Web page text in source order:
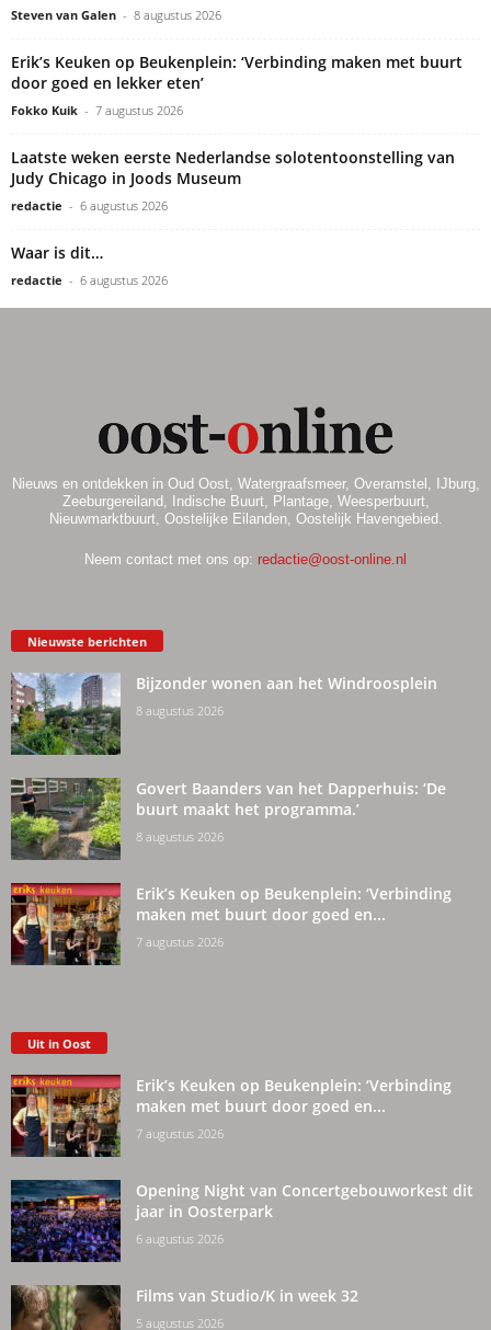
Steven van Galen - 8 augustus 2026
Erik’s Keuken op Beukenplein: ‘Verbinding maken met buurt
door goed en lekker eten’
Fokko Kuik - 7 augustus 2026
Laatste weken eerste Nederlandse solotentoonstelling van
Judy Chicago in Joods Museum
redactie - 6 augustus 2026
Waar is dit…
redactie - 6 augustus 2026
Nieuws en ontdekken in Oud Oost, Watergraafsmeer, Overamstel, IJburg,
Zeeburgereiland, Indische Buurt, Plantage, Weesperbuurt,
Nieuwmarktbuurt, Oostelijke Eilanden, Oostelijk Havengebied.
Neem contact met ons op: redactie@oost-online.nl
Nieuwste berichten
Bijzonder wonen aan het Windroosplein
8 augustus 2026
Govert Baanders van het Dapperhuis: ‘De
buurt maakt het programma.’
8 augustus 2026
Erik’s Keuken op Beukenplein: ‘Verbinding
maken met buurt door goed en...
7 augustus 2026
Uit in Oost
Erik’s Keuken op Beukenplein: ‘Verbinding
maken met buurt door goed en...
7 augustus 2026
Opening Night van Concertgebouworkest dit
jaar in Oosterpark
6 augustus 2026
Films van Studio/K in week 32
5 augustus 2026